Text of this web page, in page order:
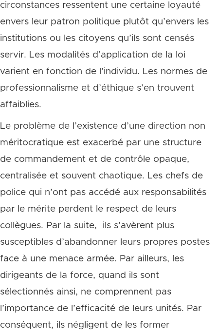
circonstances ressentent une certaine loyauté
envers leur patron politique plutôt qu’envers les
institutions ou les citoyens qu’ils sont censés
servir. Les modalités d’application de la loi
varient en fonction de l’individu. Les normes de
professionnalisme et d’éthique s’en trouvent
affaiblies.
Le problème de l’existence d’une direction non
méritocratique est exacerbé par une structure
de commandement et de contrôle opaque,
centralisée et souvent chaotique. Les chefs de
police qui n’ont pas accédé aux responsabilités
par le mérite perdent le respect de leurs
collègues. Par la suite, ils s’avèrent plus
susceptibles d’abandonner leurs propres postes
face à une menace armée. Par ailleurs, les
dirigeants de la force, quand ils sont
sélectionnés ainsi, ne comprennent pas
l’importance de l’efficacité de leurs unités. Par
conséquent, ils négligent de les former